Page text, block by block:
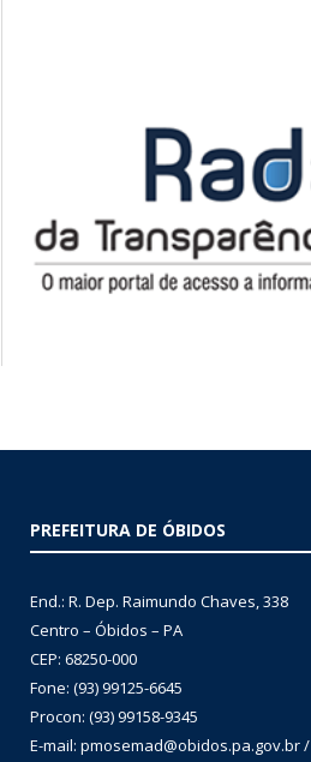
PREFEITURA DE ÓBIDOS
End.: R. Dep. Raimundo Chaves, 338
Centro – Óbidos – PA
CEP: 68250-000
Fone: (93) 99125-6645
Procon: (93) 99158-9345
E-mail: pmosemad@obidos.pa.gov.br /